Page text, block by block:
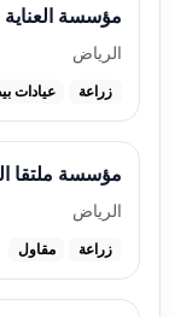
مؤسسة العناية
الرياض
زراعة عيادات
مؤسسة ملتقا
الرياض
زراعة مقاول